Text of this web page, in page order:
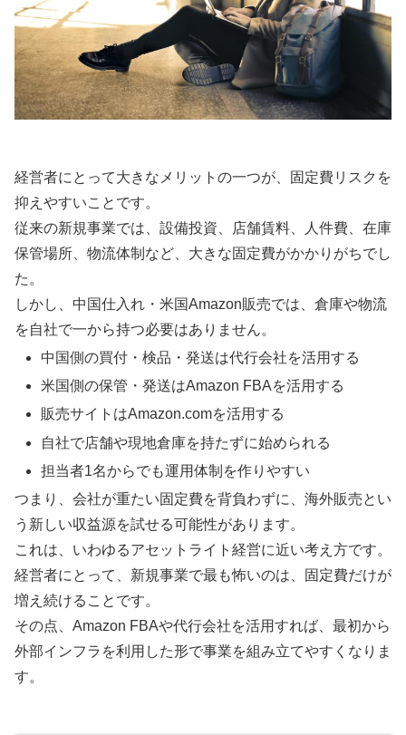
経営者にとって大きなメリットの一つが、固定費リスクを
抑えやすいことです。
従来の新規事業では、設備投資、店舗賃料、人件費、在庫
保管場所、物流体制など、大きな固定費がかかりがちでし
た。
しかし、中国仕入れ・米国Amazon販売では、倉庫や物流
を自社で一から持つ必要はありません。
中国側の買付・検品・発送は代行会社を活用する
米国側の保管・発送はAmazon FBAを活用する
販売サイトはAmazon.comを活用する
自社で店舗や現地倉庫を持たずに始められる
担当者1名からでも運用体制を作りやすい
つまり、会社が重たい固定費を背負わずに、海外販売とい
う新しい収益源を試せる可能性があります。
これは、いわゆるアセットライト経営に近い考え方です。
経営者にとって、新規事業で最も怖いのは、固定費だけが
増え続けることです。
その点、Amazon FBAや代行会社を活用すれば、最初から
外部インフラを利用した形で事業を組み立てやすくなりま
す。